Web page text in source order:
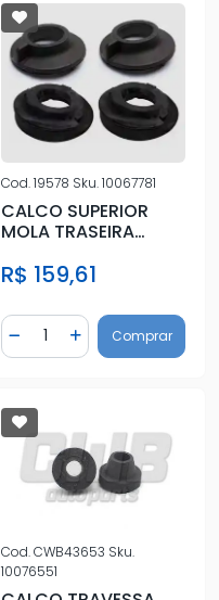
Cod.19578 Sku.10067781
CALCO SUPERIOR
MOLA TRASEIRA
R$ 159,61
Diminuir Quantidade
Quantidade
AdicionarComprar
Cod.CWB43653 Sku.
10076551